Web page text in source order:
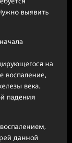
выявить
на
воспаление,
века.
падения
данной